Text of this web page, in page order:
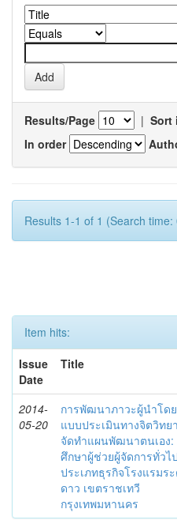
Results/Page | Sort
In order
Results 1-1 of 1 (Search
Item hits:
Issue
Date
Title
2014-
05-20
การพัฒนาภาวะผู้นำโด
แบบประเมินทางจิตวิทย
จัดทำแผนพัฒนาตนเอง
ศึกษาผู้ช่วยผู้จัดการทั่วไป
ประเภทธุรกิจโรงแรมร
ดาว เขตราชเทวี
กรุงเทพมหานคร